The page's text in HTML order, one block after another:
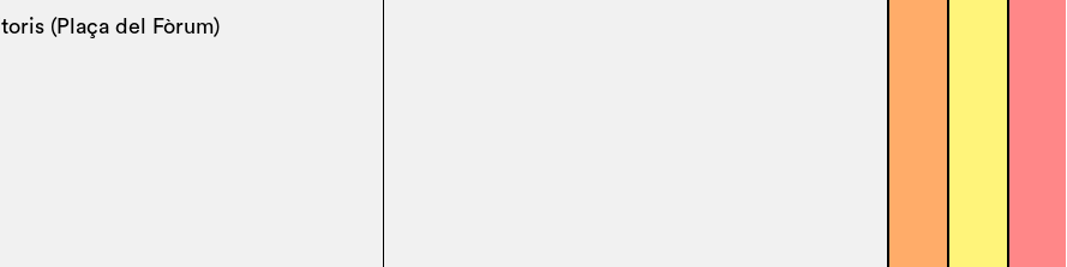
(Plaça del Fòrum)